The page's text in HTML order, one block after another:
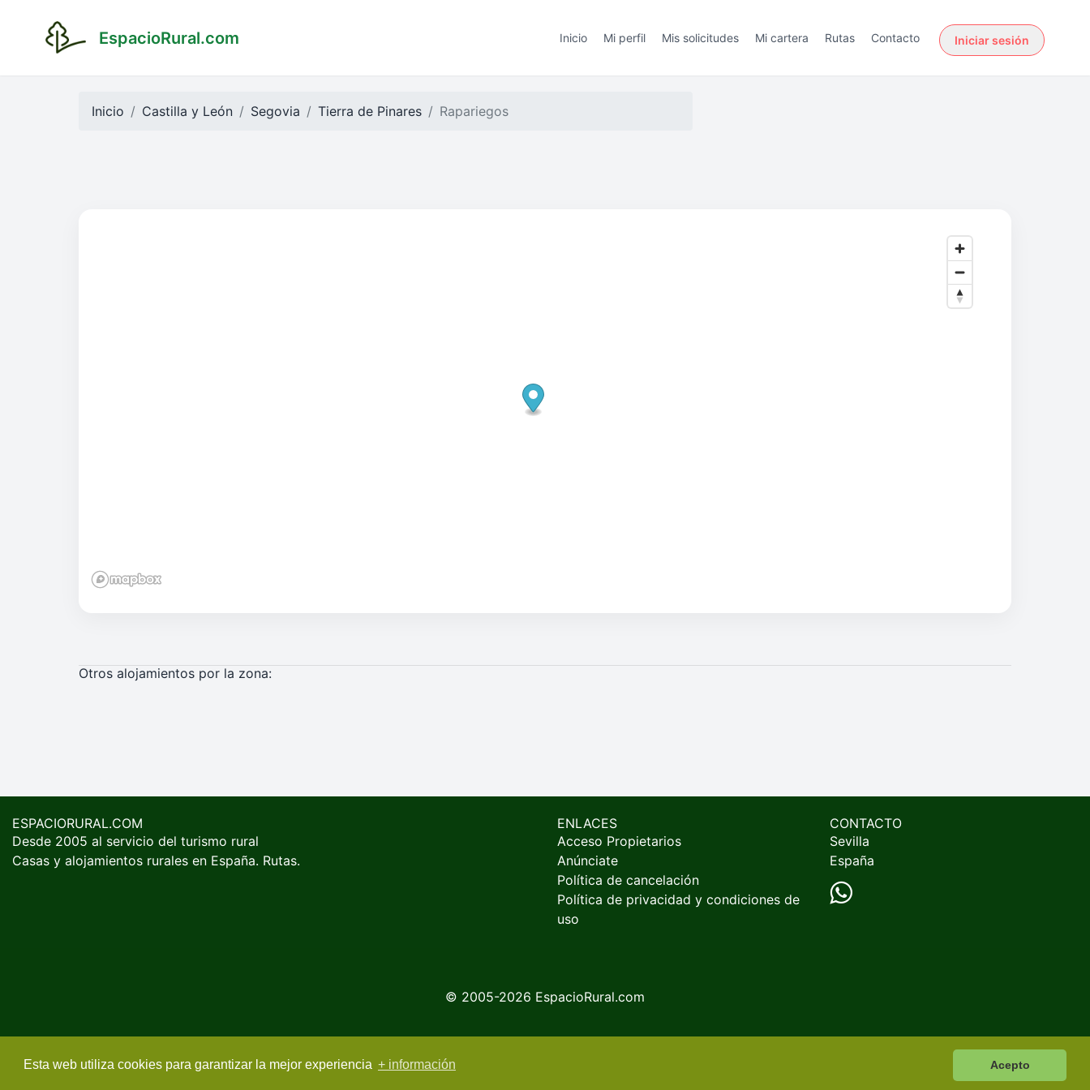
Esta web utiliza cookies para garantizar la mejor experiencia + información Acepto
EspacioRural.com Inicio Mi perfil Mis solicitudes Mi cartera Rutas Contacto Iniciar sesión
Inicio Castilla y León Segovia Tierra de Pinares Rapariegos
Otros alojamientos por la zona:
ESPACIORURAL.COM
Desde 2005 al servicio del turismo rural
Casas y alojamientos rurales en España. Rutas.
ENLACES
Acceso Propietarios
Anúnciate
Política de cancelación
Política de privacidad y condiciones de
uso
CONTACTO
Sevilla
España
© 2005-2026 EspacioRural.com